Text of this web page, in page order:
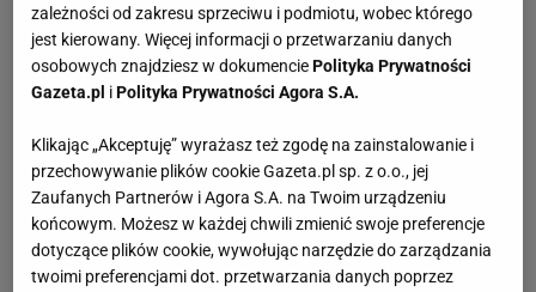
zależności od zakresu sprzeciwu i podmiotu, wobec którego
jest kierowany. Więcej informacji o przetwarzaniu danych
osobowych znajdziesz w dokumenciePolityka Prywatności
Gazeta.pl iPolityka Prywatności Agora S.A.
Klikając „Akceptuję” wyrażasz też zgodę na zainstalowanie i
przechowywanie plików cookie Gazeta.pl sp. z o.o., jej
Zaufanych Partnerów i Agora S.A. na Twoim urządzeniu
końcowym. Możesz w każdej chwili zmienić swoje preferencje
dotyczące plików cookie, wywołując narzędzie do zarządzania
twoimi preferencjami dot. przetwarzania danych poprzez